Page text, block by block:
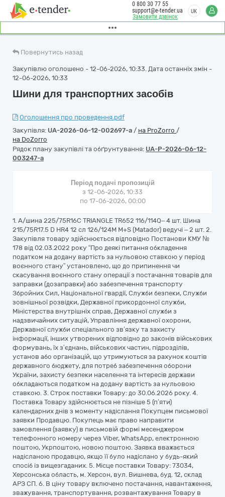
Замовити дзвінок
0 800 30 77 55
support@e-tender.ua
UK
Повернутись назад
Закупівлю оголошено - 12-06-2026, 10:33. Дата останніх змін -
12-06-2026, 10:33
Шини для транспортних засобів
Оголошення про проведення.pdf
Закупівля: UA-2026-06-12-002697-a / на ProZorro /
на DoZorro
Рядок плану закупівлі та обґрунтування: UA-P-2026-06-12-
003247-a
Період подачі пропозицій
з 12-06-2026, 10:33
по 17-06-2026, 00:00
1. A/шина 225/75R16C TRIANGLE TR652 116/114Q– 4 шт. Шина
215/75R17.5 D HR4 12 сл 126/124M М+S (Matador) ведучі – 2 шт. 2.
Закупівля товару здійснюється відповідно Постанови КМУ №
178 від 02.03.2022 року “Про деякі питання обкладення
податком на додану вартість за нульовою ставкою у період
воєнного стану” установлено, що до припинення чи
скасування воєнного стану операції з постачання товарів для
заправки (дозаправки) або забезпечення транспорту
Збройних Сил, Національної гвардії, Служби безпеки, Служби
зовнішньої розвідки, Державної прикордонної служби,
Міністерства внутрішніх справ, Державної служби з
надзвичайних ситуацій, Управління державної охорони,
Державної служби спеціального зв’язку та захисту
інформації, інших утворених відповідно до законів військових
формувань, їх з’єднань, військових частин, підрозділів,
установ або організацій, що утримуються за рахунок коштів
державного бюджету, для потреб забезпечення оборони
України, захисту безпеки населення та інтересів держави
обкладаються податком на додану вартість за нульовою
ставкою. 3. Строк поставки Товару: до 30.06.2026 року. 4.
Поставка Товару здійснюється не пізніше 5 (п’яти)
календарних днів з моменту надіслання Покупцем письмової
заявки Продавцю. Покупець має право направити
замовлення (заявку) в письмовій формі месенджером
телефонного номеру через Viber, WhatsApp, електронною
поштою, Укрпоштою, новою поштою. Заявка вважається
надісланою продавцю, якщо її було надіслано у будь-який
спосіб із вищезгаданих. 5. Місце поставки Товару: 73034,
Херсонська область, м. Херсон, вул. Вишнева, буд. 12, склад
АРЗ СП. 6. В ціну товару включено постачання, навантаження,
зважування, транспортування, розвантажування Товару в